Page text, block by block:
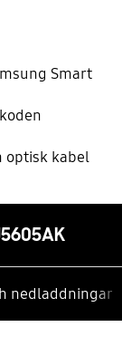
Smart
optisk kabel
nedladdningar